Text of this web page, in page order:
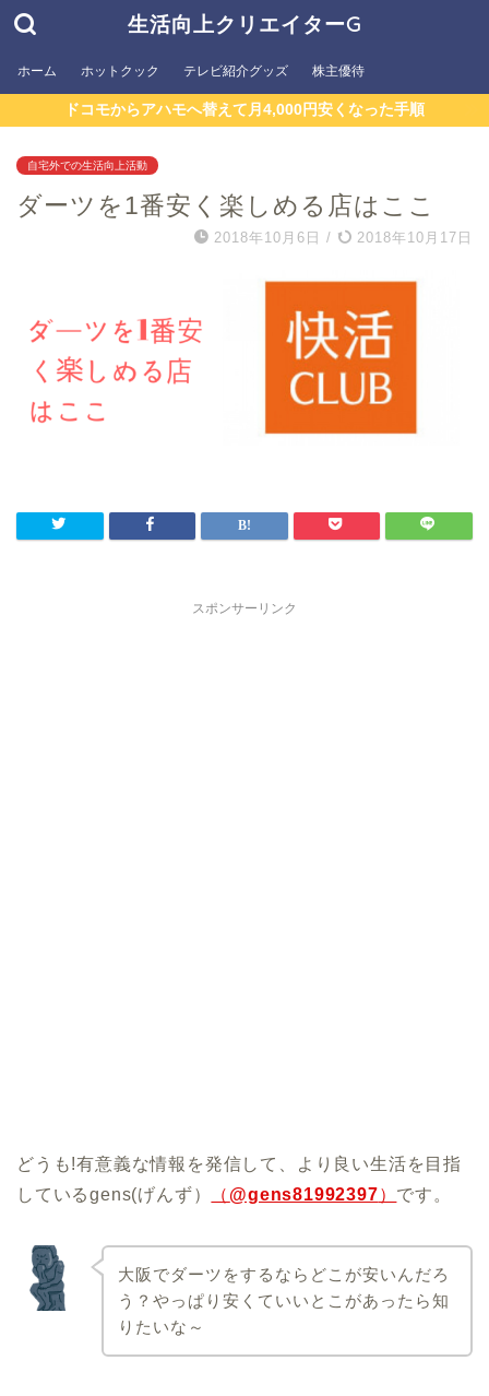
生活向上クリエイターG
ホーム ホットクック テレビ紹介グッズ 株主優待
ドコモからアハモへ替えて月4,000円安くなった手順
自宅外での生活向上活動
ダーツを1番安く楽しめる店はここ
2018年10月6日 / 2018年10月17日
スポンサーリンク
どうも!有意義な情報を発信して、より良い生活を目指
しているgens(げんず）
（ @gens81992397） です。
大阪でダーツをするならどこが安いんだろ
う？やっぱり安くていいとこがあったら知
りたいな～